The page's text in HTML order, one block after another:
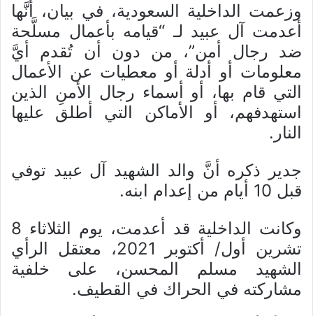
وزعمت الداخلية السعودية، في بيان، أنَّها
أعدمت آل عبيد لـ “قيامه بأعمال مسلَّحة
ضد رجال أمن”، من دون أن تُقدم أيَّ
معلومات أو أدلة أو معطيات عن الأعمال
التي قام بها، أو أسماء رجال الأمنِ الذين
استهدفهم، أو الأماكن التي أطلق عليها
النار.
جدير ذكره أنَّ والد الشهيد آل عبيد توفي
قبل 10 أيام من إعدام ابنه.
وكانت الداخلية قد أعدمت، يوم الثلاثاء 8
تشرين أول/ أكتوبر 2021، معتقل الرأي
الشهيد مسلم المحسن، على خلفية
مشاركته في الحراك في القطيف.